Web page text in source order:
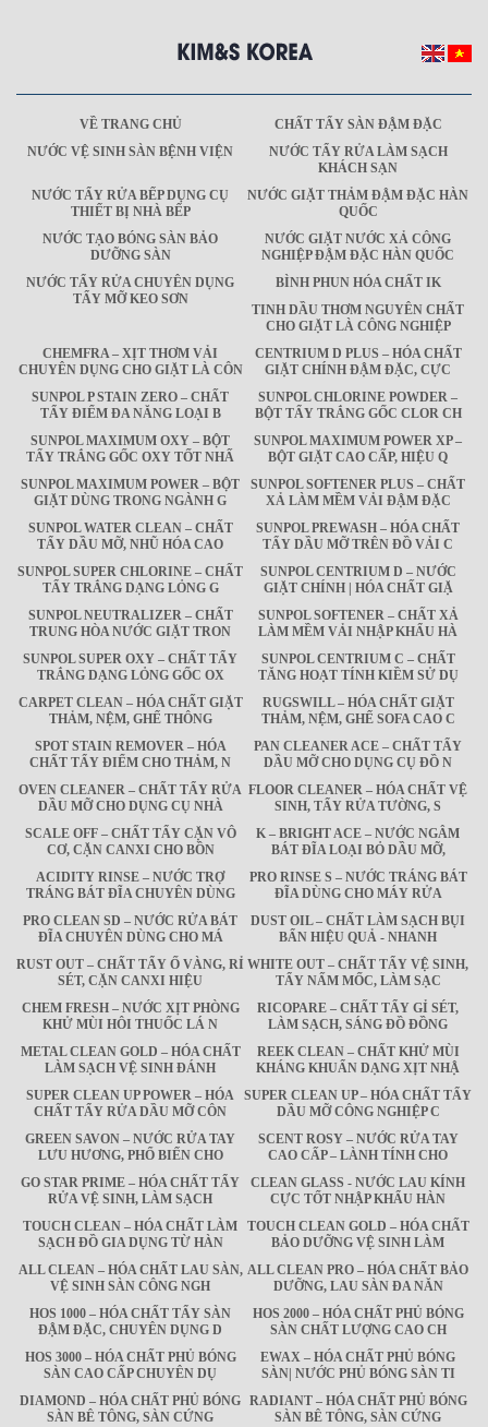
VỀ TRANG CHỦ
CHẤT TẨY SÀN ĐẬM ĐẶC
NƯỚC VỆ SINH SÀN BỆNH VIỆN
NƯỚC TẨY RỬA LÀM SẠCH
KHÁCH SẠN
NƯỚC TẨY RỬA BẾP DỤNG CỤ
THIẾT BỊ NHÀ BẾP
NƯỚC GIẶT THẢM ĐẬM ĐẶC HÀN
QUỐC
NƯỚC TẠO BÓNG SÀN BẢO
DƯỠNG SÀN
NƯỚC GIẶT NƯỚC XẢ CÔNG
NGHIỆP ĐẬM ĐẶC HÀN QUỐC
NƯỚC TẨY RỬA CHUYÊN DỤNG
TẨY MỠ KEO SƠN
BÌNH PHUN HÓA CHẤT IK
TINH DẦU THƠM NGUYÊN CHẤT
CHO GIẶT LÀ CÔNG NGHIỆP
CHEMFRA – XỊT THƠM VẢI
CHUYÊN DỤNG CHO GIẶT LÀ CÔN
CENTRIUM D PLUS – HÓA CHẤT
GIẶT CHÍNH ĐẬM ĐẶC, CỰC
SUNPOL P STAIN ZERO – CHẤT
TẨY ĐIỂM ĐA NĂNG LOẠI B
SUNPOL CHLORINE POWDER –
BỘT TẨY TRẮNG GỐC CLOR CH
SUNPOL MAXIMUM OXY – BỘT
TẨY TRẮNG GỐC OXY TỐT NHẤ
SUNPOL MAXIMUM POWER XP –
BỘT GIẶT CAO CẤP, HIỆU Q
SUNPOL MAXIMUM POWER – BỘT
GIẶT DÙNG TRONG NGÀNH G
SUNPOL SOFTENER PLUS – CHẤT
XẢ LÀM MỀM VẢI ĐẬM ĐẶC
SUNPOL WATER CLEAN – CHẤT
TẨY DẦU MỠ, NHŨ HÓA CAO
SUNPOL PREWASH – HÓA CHẤT
TẨY DẦU MỠ TRÊN ĐỒ VẢI C
SUNPOL SUPER CHLORINE – CHẤT
TẨY TRẮNG DẠNG LỎNG G
SUNPOL CENTRIUM D – NƯỚC
GIẶT CHÍNH | HÓA CHẤT GIẶ
SUNPOL NEUTRALIZER – CHẤT
TRUNG HÒA NƯỚC GIẶT TRON
SUNPOL SOFTENER – CHẤT XẢ
LÀM MỀM VẢI NHẬP KHẨU HÀ
SUNPOL SUPER OXY – CHẤT TẨY
TRẮNG DẠNG LỎNG GỐC OX
SUNPOL CENTRIUM C – CHẤT
TĂNG HOẠT TÍNH KIỀM SỬ DỤ
CARPET CLEAN – HÓA CHẤT GIẶT
THẢM, NỆM, GHẾ THÔNG
RUGSWILL – HÓA CHẤT GIẶT
THẢM, NỆM, GHẾ SOFA CAO C
SPOT STAIN REMOVER – HÓA
CHẤT TẨY ĐIỂM CHO THẢM, N
PAN CLEANER ACE – CHẤT TẨY
DẦU MỠ CHO DỤNG CỤ ĐỒ N
OVEN CLEANER – CHẤT TẨY RỬA
DẦU MỠ CHO DỤNG CỤ NHÀ
FLOOR CLEANER – HÓA CHẤT VỆ
SINH, TẨY RỬA TƯỜNG, S
SCALE OFF – CHẤT TẨY CẶN VÔ
CƠ, CẶN CANXI CHO BỒN
K – BRIGHT ACE – NƯỚC NGÂM
BÁT ĐĨA LOẠI BỎ DẦU MỠ,
ACIDITY RINSE – NƯỚC TRỢ
TRÁNG BÁT ĐĨA CHUYÊN DÙNG
PRO RINSE S – NƯỚC TRÁNG BÁT
ĐĨA DÙNG CHO MÁY RỬA
PRO CLEAN SD – NƯỚC RỬA BÁT
ĐĨA CHUYÊN DÙNG CHO MÁ
DUST OIL – CHẤT LÀM SẠCH BỤI
BẨN HIỆU QUẢ - NHANH
RUST OUT – CHẤT TẨY Ố VÀNG, RỈ
SÉT, CẶN CANXI HIỆU
WHITE OUT – CHẤT TẨY VỆ SINH,
TẨY NẤM MỐC, LÀM SẠC
CHEM FRESH – NƯỚC XỊT PHÒNG
KHỬ MÙI HÔI THUỐC LÁ N
RICOPARE – CHẤT TẨY GỈ SÉT,
LÀM SẠCH, SÁNG ĐỒ ĐỒNG
METAL CLEAN GOLD – HÓA CHẤT
LÀM SẠCH VỆ SINH ĐÁNH
REEK CLEAN – CHẤT KHỬ MÙI
KHÁNG KHUẨN DẠNG XỊT NHẬ
SUPER CLEAN UP POWER – HÓA
CHẤT TẨY RỬA DẦU MỠ CÔN
SUPER CLEAN UP – HÓA CHẤT TẨY
DẦU MỠ CÔNG NGHIỆP C
GREEN SAVON – NƯỚC RỬA TAY
LƯU HƯƠNG, PHỔ BIẾN CHO
SCENT ROSY – NƯỚC RỬA TAY
CAO CẤP – LÀNH TÍNH CHO
GO STAR PRIME – HÓA CHẤT TẨY
RỬA VỆ SINH, LÀM SẠCH
CLEAN GLASS - NƯỚC LAU KÍNH
CỰC TỐT NHẬP KHẨU HÀN
TOUCH CLEAN – HÓA CHẤT LÀM
SẠCH ĐỒ GIA DỤNG TỪ HÀN
TOUCH CLEAN GOLD – HÓA CHẤT
BẢO DƯỠNG VỆ SINH LÀM
ALL CLEAN – HÓA CHẤT LAU SÀN,
VỆ SINH SÀN CÔNG NGH
ALL CLEAN PRO – HÓA CHẤT BẢO
DƯỠNG, LAU SÀN ĐA NĂN
HOS 1000 – HÓA CHẤT TẨY SÀN
ĐẬM ĐẶC, CHUYÊN DỤNG D
HOS 2000 – HÓA CHẤT PHỦ BÓNG
SÀN CHẤT LƯỢNG CAO CH
HOS 3000 – HÓA CHẤT PHỦ BÓNG
SÀN CAO CẤP CHUYÊN DỤ
EWAX – HÓA CHẤT PHỦ BÓNG
SÀN| NƯỚC PHỦ BÓNG SÀN TI
DIAMOND – HÓA CHẤT PHỦ BÓNG
SÀN BÊ TÔNG, SÀN CỨNG
RADIANT – HÓA CHẤT PHỦ BÓNG
SÀN BÊ TÔNG, SÀN CỨNG